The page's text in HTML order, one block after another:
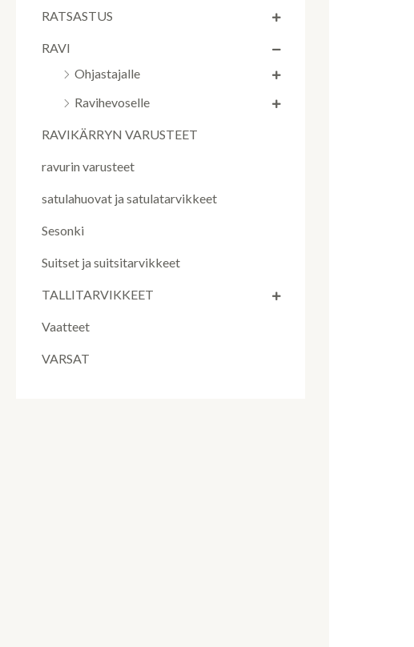
RATSASTUS
RAVI
Ohjastajalle
Ravihevoselle
RAVIKÄRRYN VARUSTEET
ravurin varusteet
satulahuovat ja satulatarvikkeet
Sesonki
Suitset ja suitsitarvikkeet
TALLITARVIKKEET
Vaatteet
VARSAT